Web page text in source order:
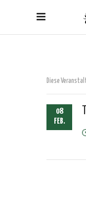
Diese
08
FEB.